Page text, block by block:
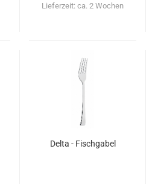
Lieferzeit: ca. 2 Wochen
Delta - Fischgabel